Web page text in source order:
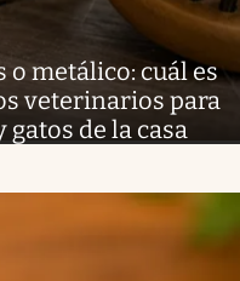
o metálico: cuál es
veterinarios para
de la casa